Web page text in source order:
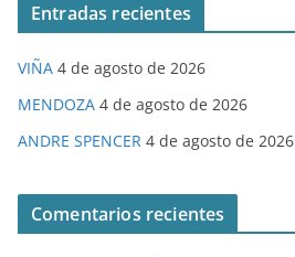
Entradas recientes
VIÑA 4 de agosto de 2026
MENDOZA 4 de agosto de 2026
ANDRE SPENCER 4 de agosto de 2026
Comentarios recientes